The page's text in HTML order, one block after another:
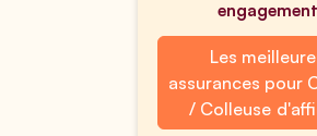
engagement
Les
assurances pour
/ Colleuse